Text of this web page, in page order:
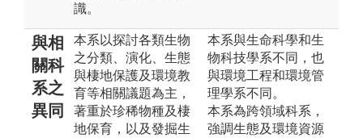
識。
與相
關科
系之
異同
本系以探討各類生物
之分類、演化、生態
與棲地保護及環境教
育等相關議題為主，
著重於珍稀物種及棲
地保育，以及發掘生
本系與生命科學和生
物科技學系不同，也
與環境工程和環境管
理學系不同。
本系為跨領域科系，
強調生態及環境資源